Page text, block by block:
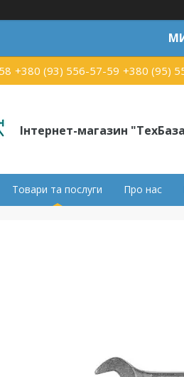
+380 (93) 556-57-59 +380 (95)
Інтернет-магазин
Товари та послуги Про нас